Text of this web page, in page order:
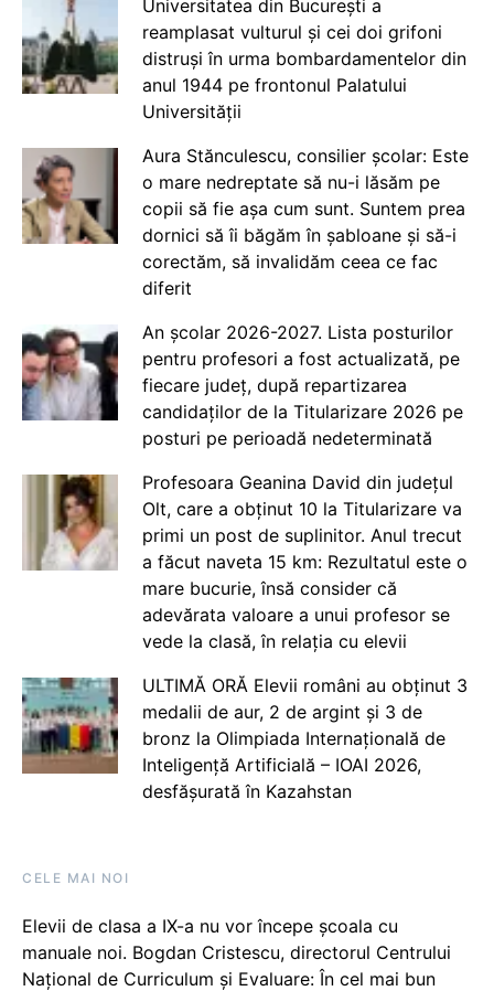
Universitatea din București a
reamplasat vulturul și cei doi grifoni
distruși în urma bombardamentelor din
anul 1944 pe frontonul Palatului
Universității
Aura Stănculescu, consilier școlar: Este
o mare nedreptate să nu-i lăsăm pe
copii să fie așa cum sunt. Suntem prea
dornici să îi băgăm în șabloane și să-i
corectăm, să invalidăm ceea ce fac
diferit
An școlar 2026-2027. Lista posturilor
pentru profesori a fost actualizată, pe
fiecare județ, după repartizarea
candidaților de la Titularizare 2026 pe
posturi pe perioadă nedeterminată
Profesoara Geanina David din județul
Olt, care a obținut 10 la Titularizare va
primi un post de suplinitor. Anul trecut
a făcut naveta 15 km: Rezultatul este o
mare bucurie, însă consider că
adevărata valoare a unui profesor se
vede la clasă, în relația cu elevii
ULTIMĂ ORĂ Elevii români au obținut 3
medalii de aur, 2 de argint și 3 de
bronz la Olimpiada Internațională de
Inteligență Artificială – IOAI 2026,
desfășurată în Kazahstan
CELE MAI NOI
Elevii de clasa a IX-a nu vor începe școala cu
manuale noi. Bogdan Cristescu, directorul Centrului
Național de Curriculum și Evaluare: În cel mai bun